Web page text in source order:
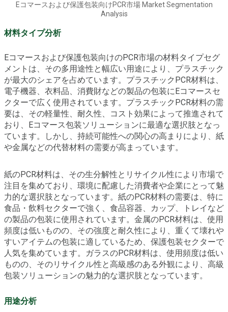
Eコマースおよび保護包装向けPCR市場 Market Segmentation
Analysis
材料タイプ分析
Eコマースおよび保護包装向けのPCR市場の材料タイプセグ
メントは、その多用途性と幅広い用途により、プラスチック
が最大のシェアを占めています。プラスチックPCR材料は、
電子機器、衣料品、消費財などの製品の包装にEコマースセ
クターで広く使用されています。プラスチックPCR材料の需
要は、その軽量性、耐久性、コスト効果によって推進されて
おり、Eコマース包装ソリューションに最適な選択肢となっ
ています。しかし、持続可能性への関心の高まりにより、紙
や金属などの代替材料の需要が高まっています。
紙のPCR材料は、その生分解性とリサイクル性により市場で
注目を集めており、環境に配慮した消費者や企業にとって魅
力的な選択肢となっています。紙のPCR材料の需要は、特に
食品・飲料セクターで強く、食品容器、カップ、トレイなど
の製品の包装に使用されています。金属のPCR材料は、使用
頻度は低いものの、その強度と耐久性により、重くて壊れや
すいアイテムの包装に適しているため、保護包装セクターで
人気を集めています。ガラスのPCR材料は、使用頻度は低い
ものの、そのリサイクル性と高級感のある外観により、高級
包装ソリューションの魅力的な選択肢となっています。
用途分析